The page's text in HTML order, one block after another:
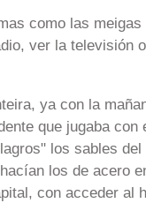
como las
ver la televisión
ya con la
que jugaba
los sables
los de acero
con acceder al